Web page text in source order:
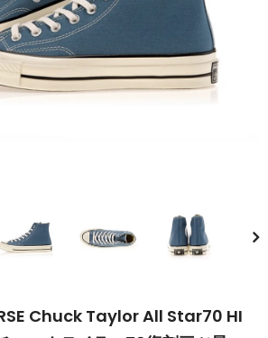
Chuck Taylor All Star70 HI